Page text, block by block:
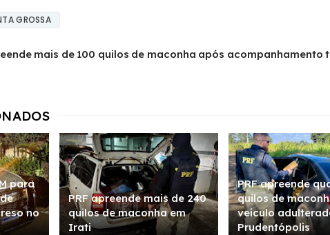
GROSSA
mais de 100 quilos de maconha após acompanhamento
para
no
PRF apreende mais de 240
quilos de maconha em
Irati
PRF apreende
quilos de
veículo
Prudentópolis